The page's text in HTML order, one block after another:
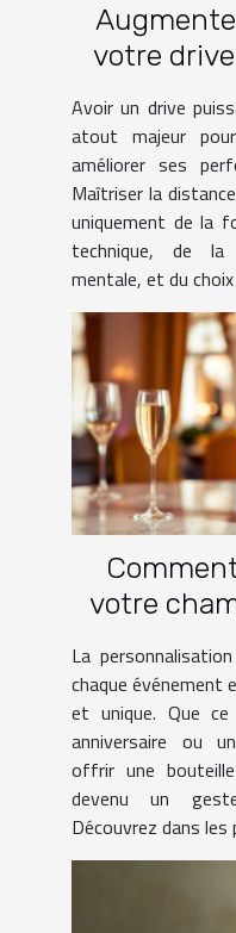
votre
Avoir un drive
atout majeur
améliorer ses
Maîtriser la
uniquement de la
technique, de la
mentale, et du choix
votre
La
chaque événement
et unique. Que
anniversaire ou
offrir une
devenu un
Découvrez dans les